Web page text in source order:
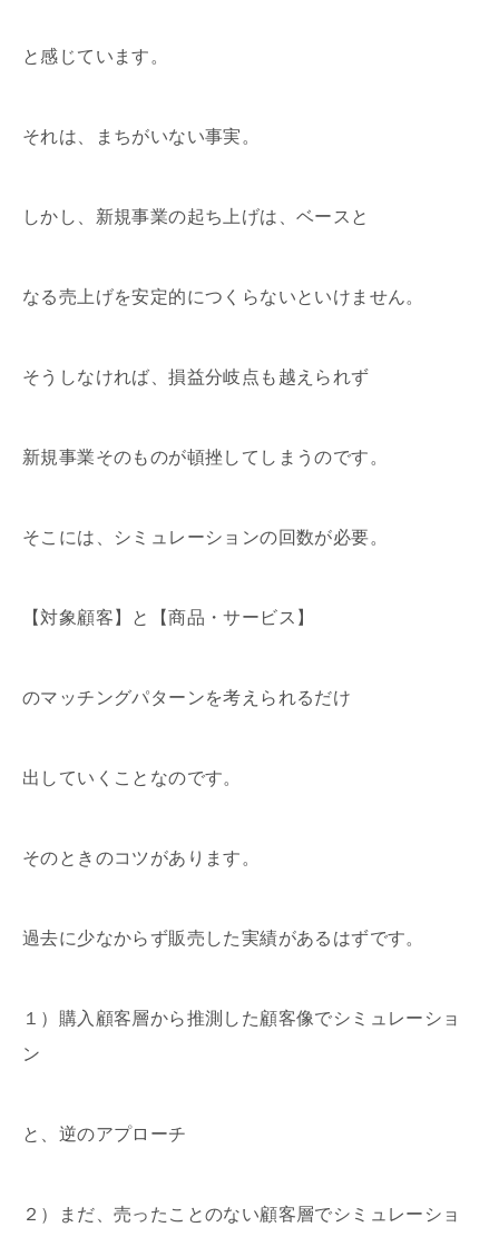
と感じています。
それは、まちがいない事実。
しかし、新規事業の起ち上げは、ベースと
なる売上げを安定的につくらないといけません。
そうしなければ、損益分岐点も越えられず
新規事業そのものが頓挫してしまうのです。
そこには、シミュレーションの回数が必要。
【対象顧客】と【商品・サービス】
のマッチングパターンを考えられるだけ
出していくことなのです。
そのときのコツがあります。
過去に少なからず販売した実績があるはずです。
１）購入顧客層から推測した顧客像でシミュレーショ
ン
と、逆のアプローチ
２）まだ、売ったことのない顧客層でシミュレーショ